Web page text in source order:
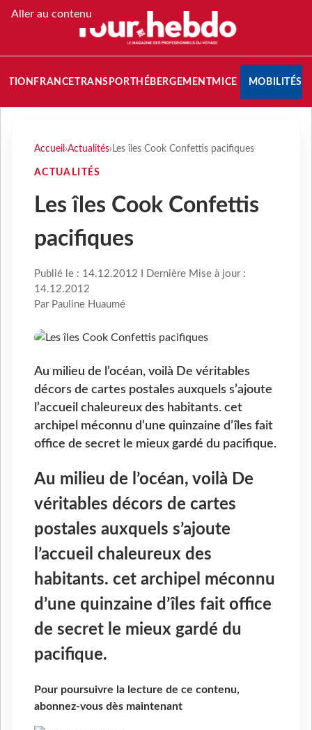
Aller au contenu
FRANCETRANSPORT HÉBERGEMENTMICE MOBILITÉS
Accueil ›Actualités› Les îles Cook Confettis pacifiques
ACTUALITÉS
Les îles Cook Confettis
pacifiques
Publié le : 14.12.2012 I Dernière Mise à jour :
14.12.2012
Par Pauline Huaumé
Au milieu de l’océan, voilà De véritables
décors de cartes postales auxquels s’ajoute
l’accueil chaleureux des habitants. cet
archipel méconnu d’une quinzaine d’îles fait
office de secret le mieux gardé du pacifique.
Au milieu de l’océan, voilà De
véritables décors de cartes
postales auxquels s’ajoute
l’accueil chaleureux des
habitants. cet archipel méconnu
d’une quinzaine d’îles fait office
de secret le mieux gardé du
pacifique.
Pour poursuivre la lecture de ce contenu,
abonnez-vous dès maintenant